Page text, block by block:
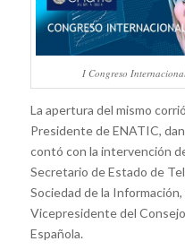
I Congreso
La apertura del mismo
Presidente de ENATIC,
contó con la intervención
Secretario de Estado de
Sociedad de la
Vicepresidente del
Española.